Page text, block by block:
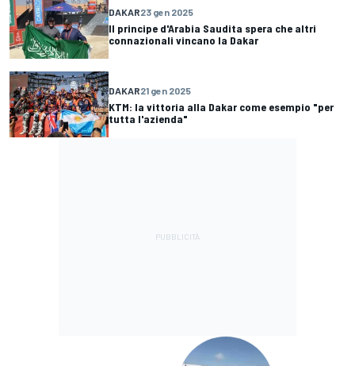
DAKAR23 gen 2025
Il principe d'Arabia Saudita spera che altri
connazionali vincano la Dakar
DAKAR21 gen 2025
KTM: la vittoria alla Dakar come esempio "per
tutta l'azienda"